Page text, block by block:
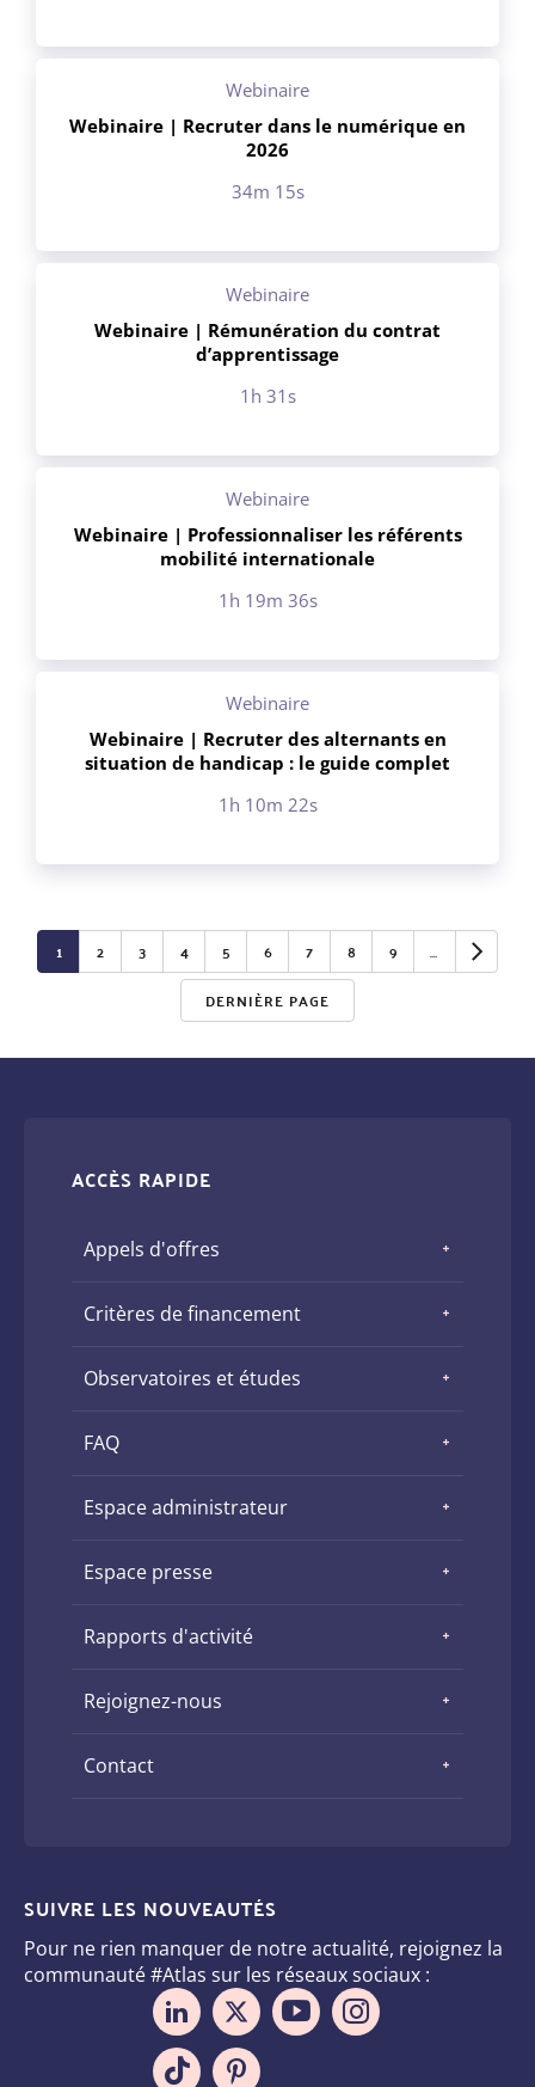
Webinaire
Webinaire | Recruter dans le numérique en
2026
34m 15s
Webinaire
Webinaire | Rémunération du contrat
d’apprentissage
1h 31s
Webinaire
Webinaire | Professionnaliser les référents
mobilité internationale
1h 19m 36s
Webinaire
Webinaire | Recruter des alternants en
situation de handicap : le guide complet
1h 10m 22s
Pagination
1 2 3 4 5 6 7 8 9
…
DERNIÈRE PAGE
ACCÈS RAPIDE
Appels d'offres
Critères de financement
Observatoires et études
FAQ
Espace administrateur
Espace presse
Rapports d'activité
Rejoignez-nous
Contact
SUIVRE LES NOUVEAUTÉS
Pour ne rien manquer de notre actualité, rejoignez la
communauté #Atlas sur les réseaux sociaux :